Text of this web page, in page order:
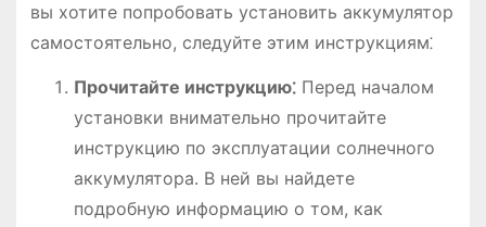
вы хотите попробовать установить аккумулятор
самостоятельно, следуйте этим инструкциям⁚
Прочитайте инструкцию⁚Перед началом
установки внимательно прочитайте
инструкцию по эксплуатации солнечного
аккумулятора․ В ней вы найдете
подробную информацию о том, как